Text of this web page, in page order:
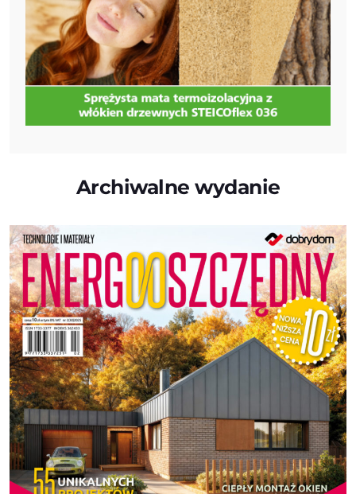
Archiwalne wydanie